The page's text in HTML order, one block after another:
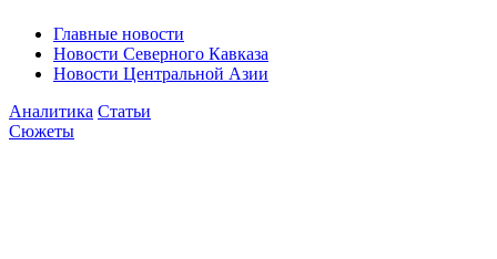
Главные новости
Новости Северного Кавказа
Новости Центральной Азии
Аналитика Статьи
Сюжеты